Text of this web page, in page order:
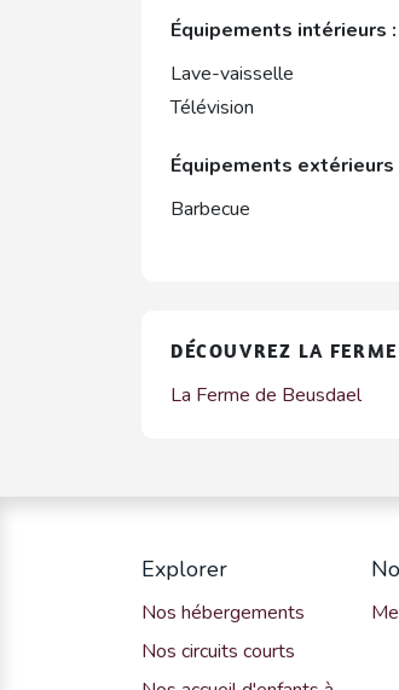
Équipements intérieurs :
Lave-vaisselle
Télévision
Équipements extérieurs
Barbecue
DÉCOUVREZ LA FERME
La Ferme de Beusdael
Explorer
Nos hébergements
Nos circuits courts